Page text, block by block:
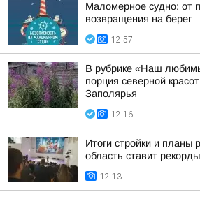
Маломерное судно: от
возвращения на берег
12:57
В рубрике «Наш
порция северной
Заполярья
12:16
Итоги стройки и планы
область ставит рекорды
12:13